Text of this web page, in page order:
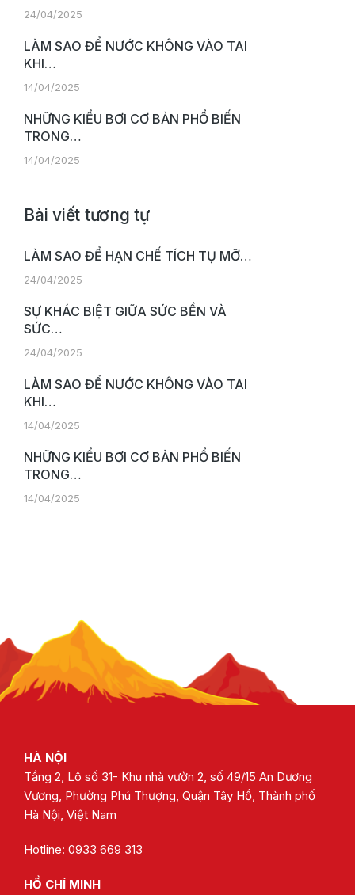
24/04/2025
LÀM SAO ĐỂ NƯỚC KHÔNG VÀO TAI
KHI…
14/04/2025
NHỮNG KIỂU BƠI CƠ BẢN PHỔ BIẾN
TRONG…
14/04/2025
Bài viết tương tự
LÀM SAO ĐỂ HẠN CHẾ TÍCH TỤ MỠ…
24/04/2025
SỰ KHÁC BIỆT GIỮA SỨC BỀN VÀ
SỨC…
24/04/2025
LÀM SAO ĐỂ NƯỚC KHÔNG VÀO TAI
KHI…
14/04/2025
NHỮNG KIỂU BƠI CƠ BẢN PHỔ BIẾN
TRONG…
14/04/2025
HÀ NỘI
Tầng 2, Lô số 31- Khu nhà vườn 2, số 49/15 An Dương
Vương, Phường Phú Thượng, Quận Tây Hồ, Thành phố
Hà Nội, Việt Nam
Hotline: 0933 669 313
HỒ CHÍ MINH